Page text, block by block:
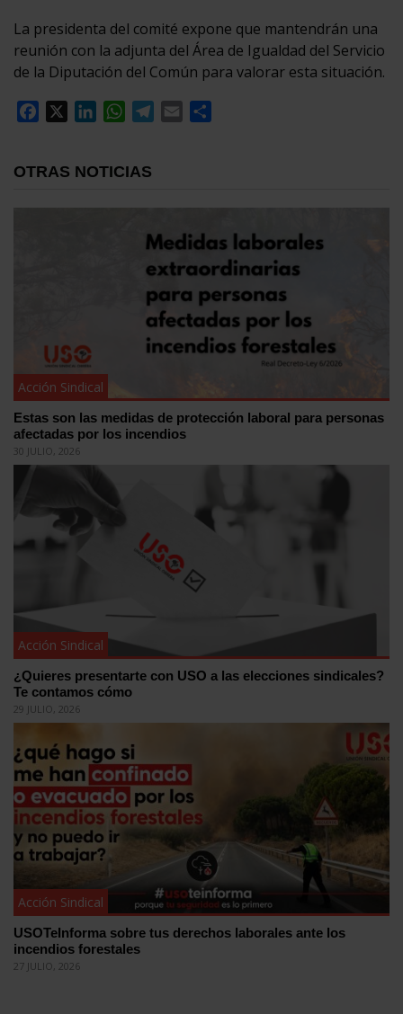
La presidenta del comité expone que mantendrán una
reunión con la adjunta del Área de Igualdad del Servicio
de la Diputación del Común para valorar esta situación.
Facebook
LinkedInWhatsApp
Telegram
Email
OTRAS NOTICIAS
Acción Sindical
Estas son las medidas de protección laboral para personas
afectadas por los incendios
30 JULIO, 2026
Acción Sindical
¿Quieres presentarte con USO a las elecciones sindicales?
Te contamos cómo
29 JULIO, 2026
Acción Sindical
USOTeInforma sobre tus derechos laborales ante los
incendios forestales
27 JULIO, 2026